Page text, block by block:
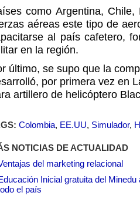
como Argentina,
aéreas este tipo de
al país cafetero,
en la región.
último, se supo que la
por primera vez en
artillero de helicóptero
Colombia, EE.UU, Simulador,
NOTICIAS DE ACTUALIDAD
del marketing relacional
Inicial gratuita del
el país